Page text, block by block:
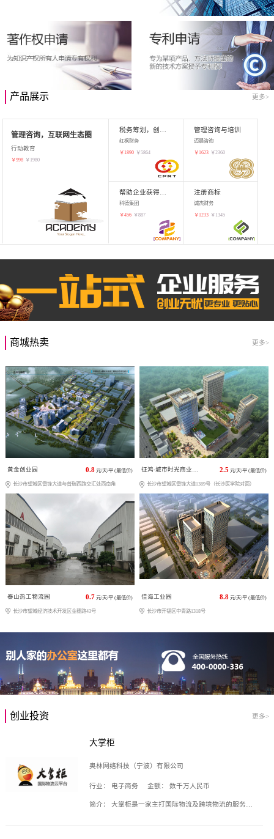
产品展示 更多>
管理咨询，互联网生态圈
行动教育
￥998 ￥ 1980
红枫财务
￥ 1890 ￥5864
管理咨询与培训
迈晨咨询
￥ 1623 ￥2360
科德集团
￥456 ￥887
注册商标
诚杰财务
￥ 1233 ￥ 1345
商城热卖 更多>
黄金创业园 0.8 元/天/平 (最低价)
长沙市望城区雷锋大道与普瑞西路交汇处西南角
征鸿-城市时光商业广场 2.5 元/天/平 (最低价)
长沙市望城区雷锋大道1389号（长沙医学院对面）
泰山热工物流园 0.7 元/天/平 (最低价)
长沙市望城经济技术开发区金穗路43号
佳海工业园 8.8 元/天/平 (最低价)
长沙市开福区中青路1318号
创业投资 更多>
大掌柜
奥林网络科技（宁波）有限公司
行业： 电子商务 金额： 数千万人民币
简介： 大掌柜是一家主打国际物流及跨境物流的服务云平台，致力于帮助全球国际物流企业在互联网上建立自己的平台，核心产品包括运价通、生意通、业务通、订舱通、招财通等，奥林网络科技（宁波）有限公司旗下产品。